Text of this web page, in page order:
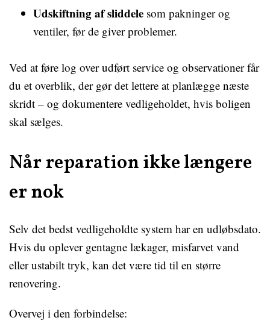
Udskiftning af sliddele som pakninger og
ventiler, før de giver problemer.
Ved at føre log over udført service og observationer får
du et overblik, der gør det lettere at planlægge næste
skridt – og dokumentere vedligeholdet, hvis boligen
skal sælges.
Når reparation ikke længere
er nok
Selv det bedst vedligeholdte system har en udløbsdato.
Hvis du oplever gentagne lækager, misfarvet vand
eller ustabilt tryk, kan det være tid til en større
renovering.
Overvej i den forbindelse: